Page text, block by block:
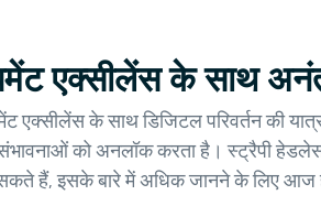
एक्सीलेंस के साथ
के साथ डिजिटल परिवर्तन की
को अनलॉक करता है। स्ट्रैपी
हैं, इसके बारे में अधिक जानने के लिए आज